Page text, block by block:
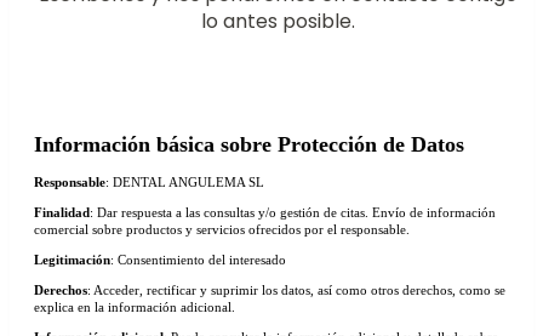
lo antes posible.
Información básica sobre Protección de Datos
Responsable: DENTAL ANGULEMA SL
Finalidad: Dar respuesta a las consultas y/o gestión de citas. Envío de información
comercial sobre productos y servicios ofrecidos por el responsable.
Legitimación: Consentimiento del interesado
Derechos: Acceder, rectificar y suprimir los datos, así como otros derechos, como se
explica en la información adicional.